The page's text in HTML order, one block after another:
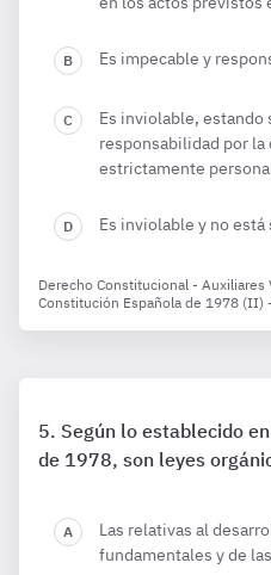
Es impecable y
Es inviolable, estando
responsabilidad por
estrictamente
Es inviolable y no
Derecho Constitucional - Auxiliares
Constitución Española de 1978 (II)
Según lo establecido
de 1978, son leyes
Las relativas al
fundamentales y de